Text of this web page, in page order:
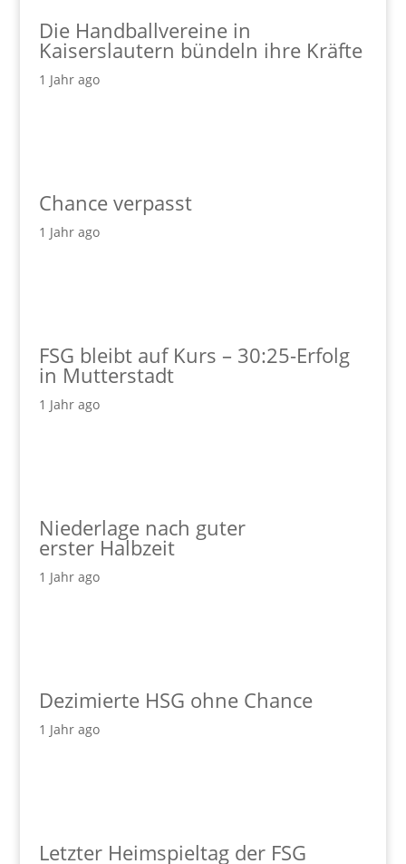
Die Handballvereine in
Kaiserslautern bündeln ihre Kräfte
1 Jahr ago
Chance verpasst
1 Jahr ago
FSG bleibt auf Kurs – 30:25-Erfolg
in Mutterstadt
1 Jahr ago
Niederlage nach guter
erster Halbzeit
1 Jahr ago
Dezimierte HSG ohne Chance
1 Jahr ago
Letzter Heimspieltag der FSG